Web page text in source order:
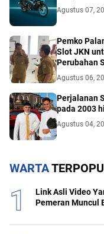
Agustus 07,
Pemko
Slot JKN
Perubahan
Agustus 06,
Perjalanan
pada 2003
Agustus 04,
WARTA
Link Asli Video
Pemeran Muncul